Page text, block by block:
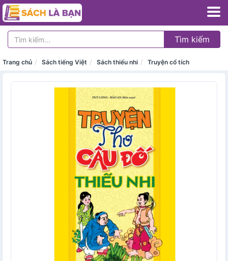
Tìm kiếm
Trang chủ Sách tiếng Việt Sách thiếu nhi Truyện cổ tích